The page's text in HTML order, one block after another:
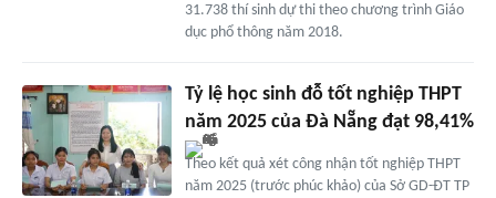
31.738 thí sinh dự thi theo chương trình Giáo
dục phổ thông năm 2018.
Tỷ lệ học sinh đỗ tốt nghiệp THPT
năm 2025 của Đà Nẵng đạt 98,41%
Theo kết quả xét công nhận tốt nghiệp THPT
năm 2025 (trước phúc khảo) của Sở GD-ĐT TP